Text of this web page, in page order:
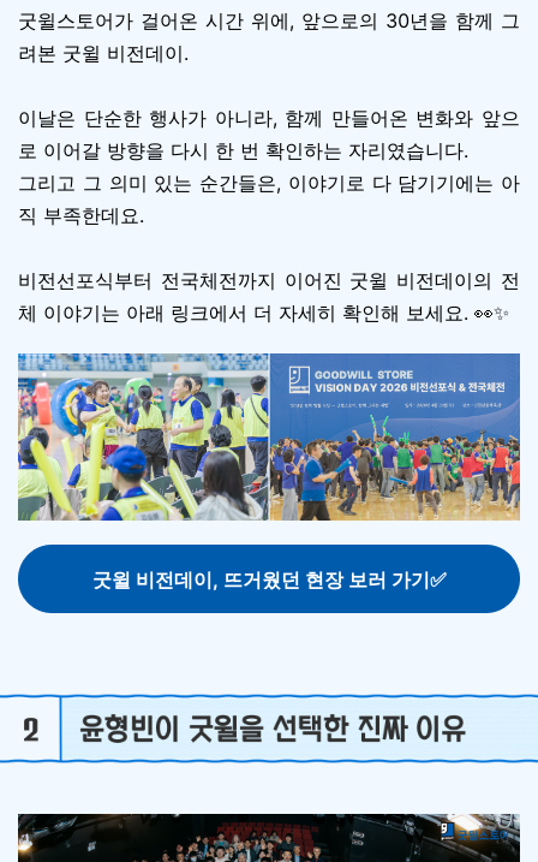
굿윌스토어가 걸어온 시간 위에, 앞으로의 30년을 함께 그
려본 굿윌 비전데이.
이날은 단순한 행사가 아니라, 함께 만들어온 변화와 앞으
로 이어갈 방향을 다시 한 번 확인하는 자리였습니다.
그리고 그 의미 있는 순간들은, 이야기로 다 담기기에는 아
직 부족한데요.
비전선포식부터 전국체전까지 이어진 굿윌 비전데이의 전
체 이야기는 아래 링크에서 더 자세히 확인해 보세요. 👀✨
굿윌 비전데이, 뜨거웠던 현장 보러 가기✅